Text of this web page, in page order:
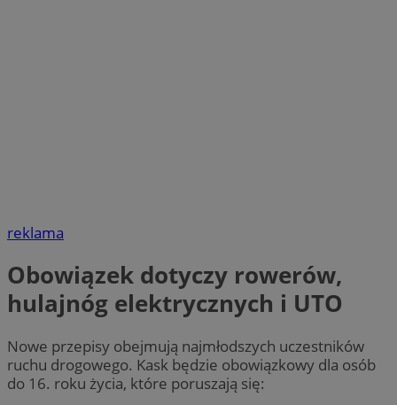
reklama
Obowiązek dotyczy rowerów,
hulajnóg elektrycznych i UTO
Nowe przepisy obejmują najmłodszych uczestników
ruchu drogowego. Kask będzie obowiązkowy dla osób
do 16. roku życia, które poruszają się: